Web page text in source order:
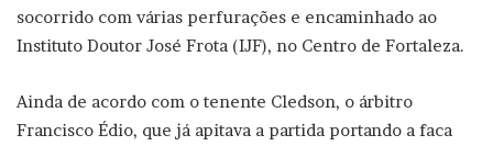
socorrido com várias perfurações e encaminhado ao
Instituto Doutor José Frota (IJF), no Centro de Fortaleza.
Ainda de acordo com o tenente Cledson, o árbitro
Francisco Édio, que já apitava a partida portando a faca